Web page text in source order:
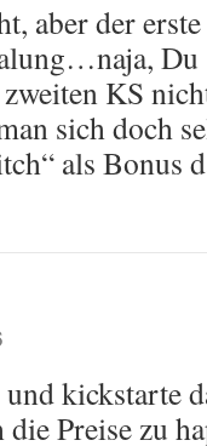
aber der
Du
KS
sich doch
als Bonus
und kickstarte
Preise zu